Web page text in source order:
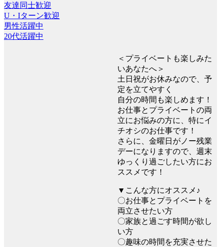
友達同士歓迎
U・Iターン歓迎
男性活躍中
20代活躍中
＜プライベートも楽しみた
いあなたへ＞
土日祝がお休みなので、予
定を立てやすく
自分の時間も楽しめます！
お仕事とプライベートの両
立にお悩みの方に、特にイ
チオシのお仕事です！
さらに、金曜日がノー残業
デーになりますので、週末
ゆっくり過ごしたい方にお
ススメです！
▼こんな方にオススメ♪
〇お仕事とプライベートを
両立させたい方
〇家族と過ごす時間が欲し
い方
〇趣味の時間を充実させた